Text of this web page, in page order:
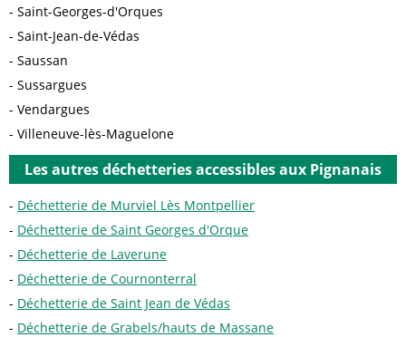
Saint-Georges-d'Orques
Saint-Jean-de-Védas
Saussan
Sussargues
Vendargues
Villeneuve-lès-Maguelone
Les autres déchetteries accessibles aux Pignanais
Déchetterie de Murviel Lès Montpellier
Déchetterie de Saint Georges d'Orque
Déchetterie de Laverune
Déchetterie de Cournonterral
Déchetterie de Saint Jean de Védas
Déchetterie de Grabels/hauts de Massane